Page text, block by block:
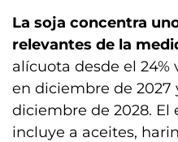
La soja concentra
relevantes de la
alícuota desde el 24%
en diciembre de 2027
diciembre de 2028.
incluye a aceites,